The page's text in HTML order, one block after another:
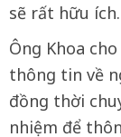
sẽ rất hữu ích.
Ông Khoa
thông tin về
đồng thời
nhiệm để